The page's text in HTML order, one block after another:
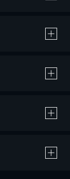
購入 / レンタルです。